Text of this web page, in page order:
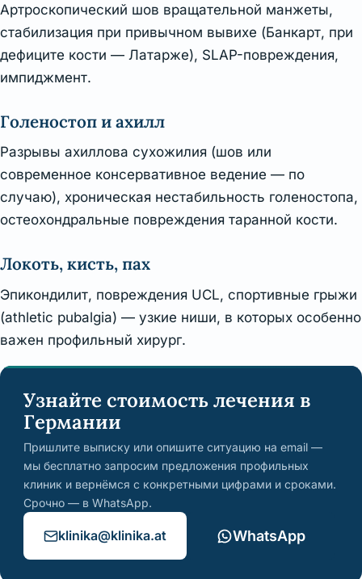
Артроскопический шов вращательной манжеты,
стабилизация при привычном вывихе (Банкарт, при
дефиците кости — Латарже), SLAP-повреждения,
импиджмент.
Голеностоп и ахилл
Разрывы ахиллова сухожилия (шов или
современное консервативное ведение — по
случаю), хроническая нестабильность голеностопа,
остеохондральные повреждения таранной кости.
Локоть, кисть, пах
Эпикондилит, повреждения UCL, спортивные грыжи
(athletic pubalgia) — узкие ниши, в которых особенно
важен профильный хирург.
Узнайте стоимость лечения в
Германии
Пришлите выписку или опишите ситуацию на email —
мы бесплатно запросим предложения профильных
клиник и вернёмся с конкретными цифрами и сроками.
Срочно — в WhatsApp.
klinika@klinika.at WhatsApp